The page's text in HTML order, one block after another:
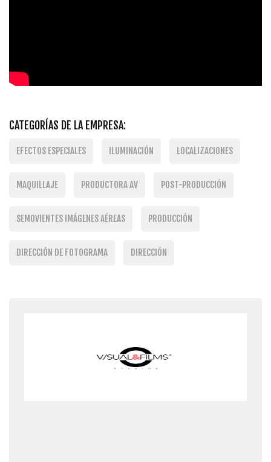
CATEGORÍAS DE LA EMPRESA:
EFECTOS ESPECIALES ILUMINACIÓN LOCALIZACIONES
MAQUILLAJE PRODUCTORA AV POST-PRODUCCIÓN
SEMOVIENTES IMÁGENES AÉREAS PRODUCCIÓN
DIRECCIÓN DE FOTOGRAMA DIRECCIÓN